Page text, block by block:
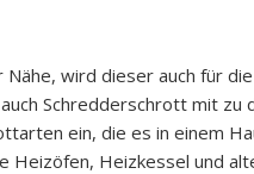
wird dieser auch für die
Schredderschrott mit
ein, die es in einem
Heizöfen, Heizkessel und